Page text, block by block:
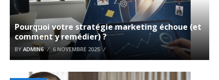
Pourquoi votre stratégie marketing échoue (et
comment y remédier) ?
BY ADMIN6 6 NOVEMBRE 2025